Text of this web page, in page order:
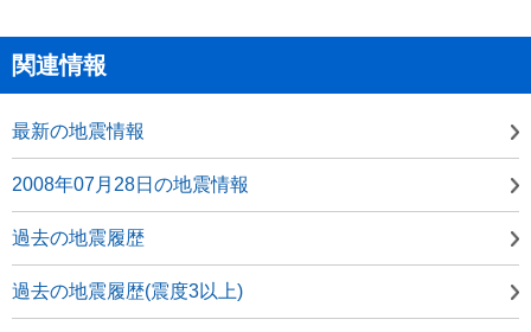
関連情報
最新の地震情報
2008年07月28日の地震情報
過去の地震履歴
過去の地震履歴(震度3以上)